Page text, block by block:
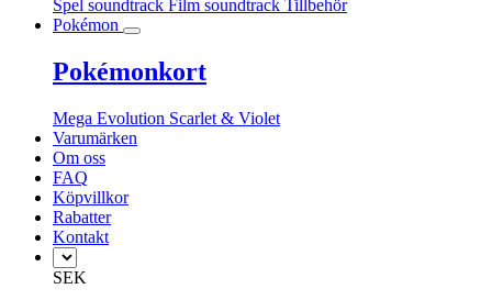
Spel soundtrack Film soundtrack Tillbehör
Pokémon
Pokémonkort
Mega Evolution Scarlet & Violet
Varumärken
Om oss
FAQ
Köpvillkor
Rabatter
Kontakt
SEK